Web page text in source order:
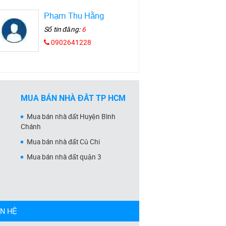
Phạm Thu Hằng
Số tin đăng:6
0902641228
MUA BÁN NHÀ ĐẤT TP HCM
Mua bán nhà đất Huyện Bình
Chánh
Mua bán nhà đất Củ Chi
Mua bán nhà đất quận 3
HỆ